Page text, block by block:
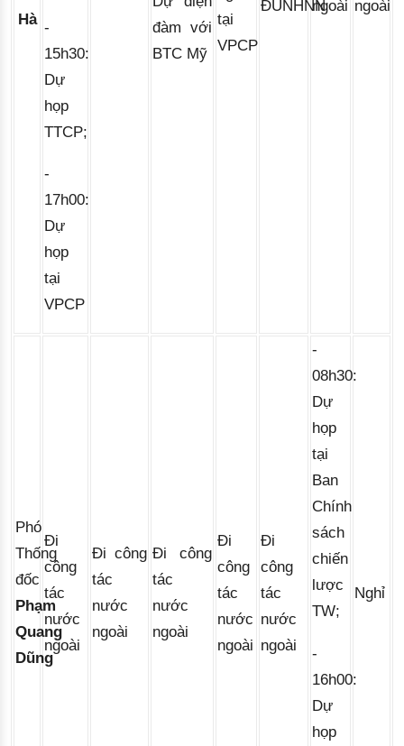
Hà -
15h30:
Dự
họp
TTCP;
-
17h00:
Dự
họp
tại
VPCP
đàm với
BTC Mỹ
tại
VPCP
ĐUNHNNngoài ngoài
Phó
Thống
đốc
Phạm
Quang
Dũng
Đi
công
tác
nước
ngoài
Đi công
tác
nước
ngoài
Đi công
tác
nước
ngoài
Đi
công
tác
nước
ngoài
Đi
công
tác
nước
ngoài
-
08h30:
Dự
họp
tại
Ban
Chính
sách
chiến
lược
TW;
-
16h00:
Dự
họp
Nghỉ